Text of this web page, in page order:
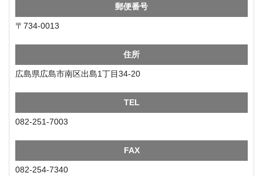
郵便番号
〒734-0013
住所
広島県広島市南区出島1丁目34-20
TEL
082-251-7003
FAX
082-254-7340